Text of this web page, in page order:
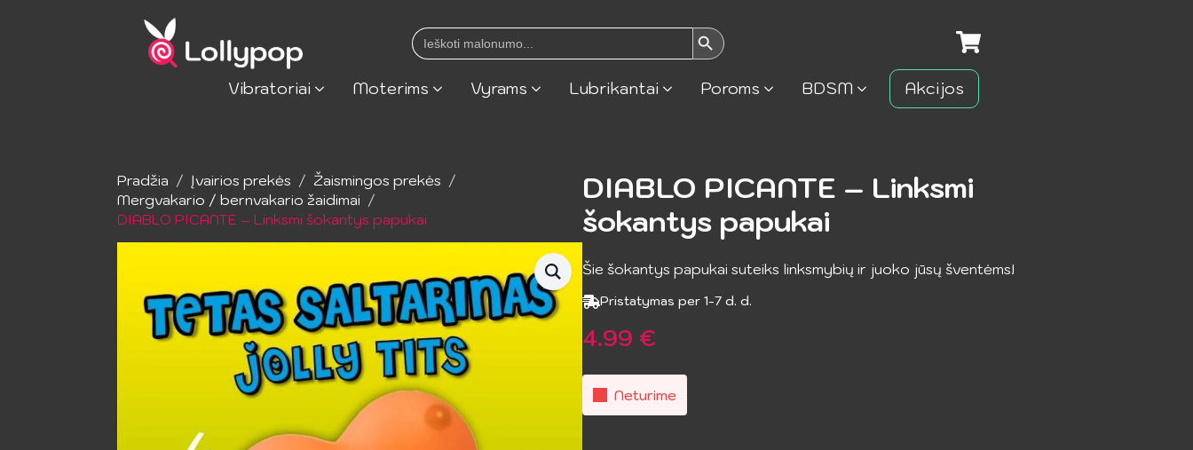
Search
for:
Search Button
Vibratoriai Moterims Vyrams Lubrikantai Poroms BDSM Akcijos
Pradžia Įvairios prekės
Žaismingos prekės
Mergvakario / bernvakario žaidimai
DIABLO PICANTE – Linksmi šokantys papukai
DIABLO PICANTE – Linksmi
šokantys papukai
Šie šokantys papukai suteiks linksmybių ir juoko jūsų šventėms!
Pristatymas per 1-7 d. d.
4.99 €
Neturime